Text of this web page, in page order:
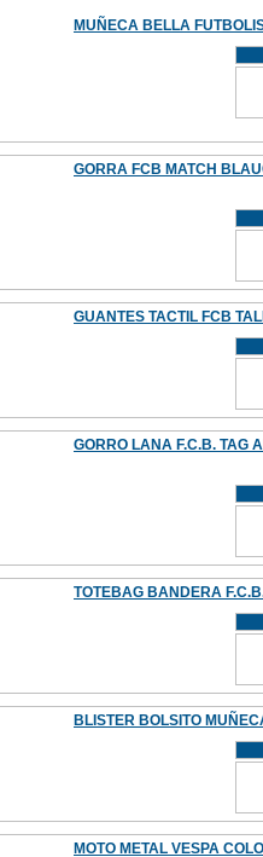
MUÑECA BELLA
GORRA FCB MATCH
GUANTES TACTIL FCB
GORRO LANA F.C.B. TAG
TOTEBAG BANDERA
BLISTER BOLSITO
MOTO METAL VESPA